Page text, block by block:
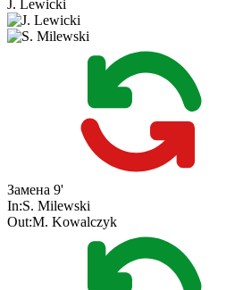
J. Lewicki
Замена 9'
In:S. Milewski
Out:M. Kowalczyk